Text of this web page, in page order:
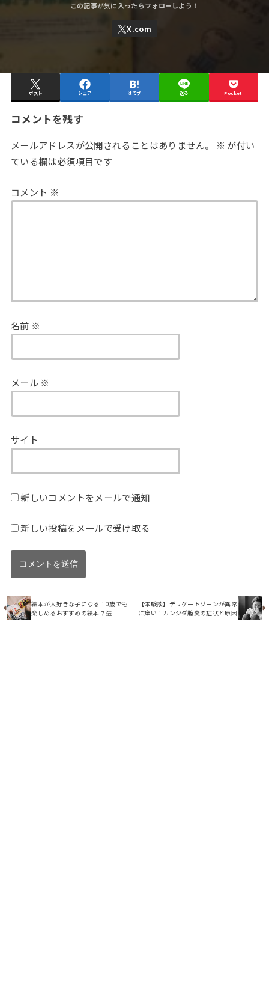
ポスト シェア はてブ 送る Pocket
コメントを残す
メールアドレスが公開されることはありません。 ※ が付い
ている欄は必須項目です
コメント ※
名前 ※
メール ※
サイト
新しいコメントをメールで通知
新しい投稿をメールで受け取る
絵本が大好きな子になる！0歳でも
楽しめるおすすめの絵本７選
【体験談】デリケートゾーンが異常
に痒い！カンジダ膣炎の症状と原因